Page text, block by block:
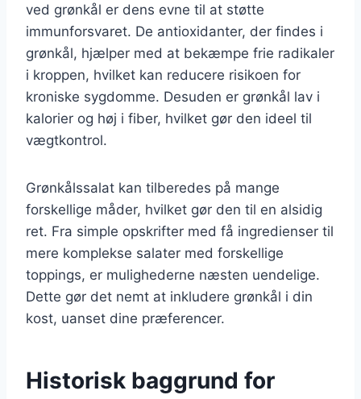
ved grønkål er dens evne til at støtte
immunforsvaret. De antioxidanter, der findes i
grønkål, hjælper med at bekæmpe frie radikaler
i kroppen, hvilket kan reducere risikoen for
kroniske sygdomme. Desuden er grønkål lav i
kalorier og høj i fiber, hvilket gør den ideel til
vægtkontrol.
Grønkålssalat kan tilberedes på mange
forskellige måder, hvilket gør den til en alsidig
ret. Fra simple opskrifter med få ingredienser til
mere komplekse salater med forskellige
toppings, er mulighederne næsten uendelige.
Dette gør det nemt at inkludere grønkål i din
kost, uanset dine præferencer.
Historisk baggrund for